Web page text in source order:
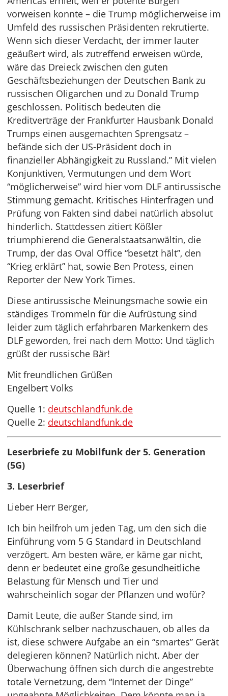
vorweisen konnte – die Trump möglicherweise im
Umfeld des russischen Präsidenten rekrutierte.
Wenn sich dieser Verdacht, der immer lauter
geäußert wird, als zutreffend erweisen würde,
wäre das Dreieck zwischen den guten
Geschäftsbeziehungen der Deutschen Bank zu
russischen Oligarchen und zu Donald Trump
geschlossen. Politisch bedeuten die
Kreditverträge der Frankfurter Hausbank Donald
Trumps einen ausgemachten Sprengsatz –
befände sich der US-Präsident doch in
finanzieller Abhängigkeit zu Russland.” Mit vielen
Konjunktiven, Vermutungen und dem Wort
“möglicherweise” wird hier vom DLF antirussische
Stimmung gemacht. Kritisches Hinterfragen und
Prüfung von Fakten sind dabei natürlich absolut
hinderlich. Stattdessen zitiert Kößler
triumphierend die Generalstaatsanwältin, die
Trump, der das Oval Office “besetzt hält”, den
“Krieg erklärt” hat, sowie Ben Protess, einen
Reporter der New York Times.
Diese antirussische Meinungsmache sowie ein
ständiges Trommeln für die Aufrüstung sind
leider zum täglich erfahrbaren Markenkern des
DLF geworden, frei nach dem Motto: Und täglich
grüßt der russische Bär!
Mit freundlichen Grüßen
Engelbert Volks
Quelle 1: deutschlandfunk.de
Quelle 2: deutschlandfunk.de
Leserbriefe zu Mobilfunk der 5. Generation
(5G)
3. Leserbrief
Lieber Herr Berger,
Ich bin heilfroh um jeden Tag, um den sich die
Einführung vom 5 G Standard in Deutschland
verzögert. Am besten wäre, er käme gar nicht,
denn er bedeutet eine große gesundheitliche
Belastung für Mensch und Tier und
wahrscheinlich sogar der Pflanzen und wofür?
Damit Leute, die außer Stande sind, im
Kühlschrank selber nachzuschauen, ob alles da
ist, diese schwere Aufgabe an ein “smartes” Gerät
delegieren können? Natürlich nicht. Aber der
Überwachung öffnen sich durch die angestrebte
totale Vernetzung, dem “Internet der Dinge”